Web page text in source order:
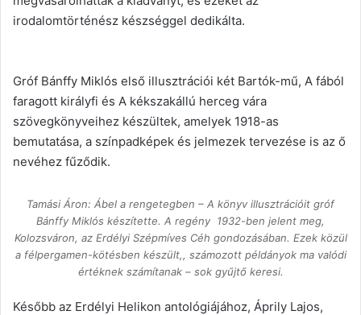
irodalomtörténész készséggel dedikálta.
Gróf Bánffy Miklós első illusztrációi két Bartók-mű, A fából
faragott királyfi és A kékszakállú herceg vára
szövegkönyveihez készültek, amelyek 1918-as
bemutatása, a színpadképek és jelmezek tervezése is az ő
nevéhez fűződik.
Tamási Áron: Ábel a rengetegben – A könyv illusztrációit gróf
Bánffy Miklós készítette. A regény 1932-ben jelent meg,
Kolozsváron, az Erdélyi Szépmíves Céh gondozásában. Ezek közül
a félpergamen-kötésben készült,, számozott példányok ma valódi
értéknek számítanak – sok gyűjtő keresi.
Később az Erdélyi Helikon antológiájához, Áprily Lajos,